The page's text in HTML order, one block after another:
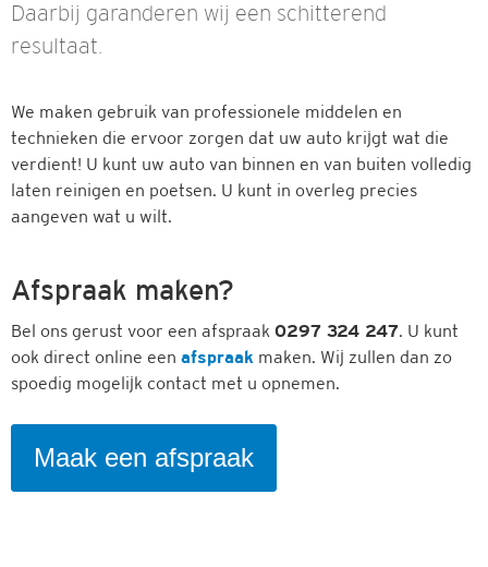
Daarbij garanderen wij een schitterend
resultaat.
We maken gebruik van professionele middelen en
technieken die ervoor zorgen dat uw auto krijgt wat die
verdient! U kunt uw auto van binnen en van buiten volledig
laten reinigen en poetsen. U kunt in overleg precies
aangeven wat u wilt.
Afspraak maken?
Bel ons gerust voor een afspraak 0297 324 247. U kunt
ook direct online een afspraak maken. Wij zullen dan zo
spoedig mogelijk contact met u opnemen.
Maak een afspraak